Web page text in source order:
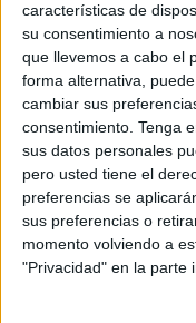
características de
su consentimiento a
que llevemos a cabo el
forma alternativa,
cambiar sus
consentimiento. Tenga
sus datos personales
pero usted tiene el
preferencias se
sus preferencias o
momento volviendo a
"Privacidad" en la parte
las oportunidades
En estas imágenes
vistas que dejan los
ciudad captados por
que cada día es una
nuevo motivo para
Este reconocido
que quiera visitar su